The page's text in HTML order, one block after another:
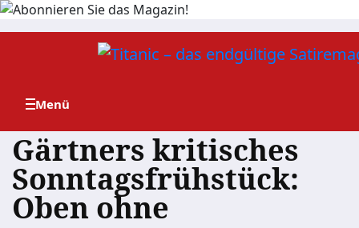
Zum
Gärtners kritisches
Sonntagsfrühstück:
Oben ohne